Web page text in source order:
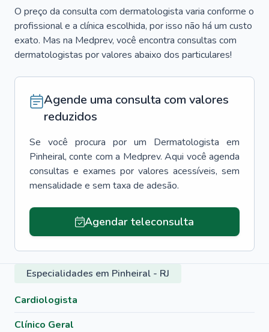
O preço da consulta com dermatologista varia conforme o
profissional e a clínica escolhida, por isso não há um custo
exato. Mas na Medprev, você encontra consultas com
dermatologistas por valores abaixo dos particulares!
Agende uma consulta com valores
reduzidos
Se você procura por um Dermatologista em
Pinheiral, conte com a Medprev. Aqui você agenda
consultas e exames por valores acessíveis, sem
mensalidade e sem taxa de adesão.
Agendar teleconsulta
Especialidades em Pinheiral - RJ
Cardiologista
Clínico Geral